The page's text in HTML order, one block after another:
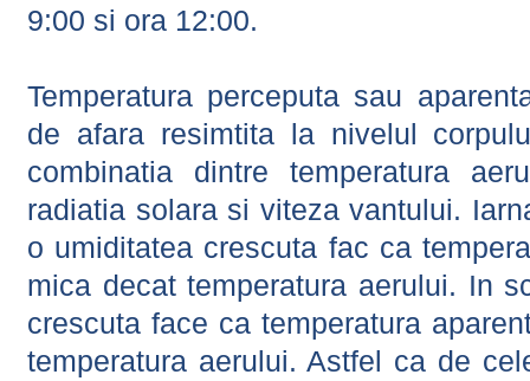
9:00 si ora 12:00.
Temperatura perceputa sau
de afara resimtita la nivelul
combinatia dintre temperatura
radiatia solara si viteza vantului.
o umiditatea crescuta fac ca
mica decat temperatura aerului. In
crescuta face ca temperatura
temperatura aerului. Astfel ca de